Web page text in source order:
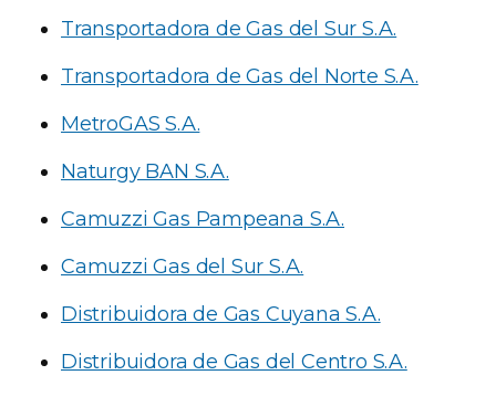
Transportadora de Gas del Sur S.A.
Transportadora de Gas del Norte S.A.
MetroGAS S.A.
Naturgy BAN S.A.
Camuzzi Gas Pampeana S.A.
Camuzzi Gas del Sur S.A.
Distribuidora de Gas Cuyana S.A.
Distribuidora de Gas del Centro S.A.